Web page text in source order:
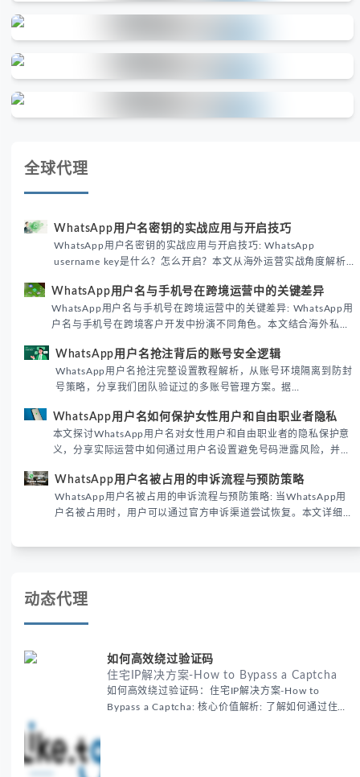
全球代理
WhatsApp用户名密钥的实战应用与开启技巧
WhatsApp用户名密钥的实战应用与开启技巧: WhatsApp
username key是什么？怎么开启？本文从海外运营实战角度解析
境团队高效触达目标客户。
WhatsApp用户名与手机号在跨境运营中的关键差异
WhatsApp用户名与手机号在跨境运营中的关键差异: WhatsApp用
户名与手机号在跨境客户开发中扮演不同角色。本文结合海外私域
际差异，帮助团队优化WhatsApp营销策略。
WhatsApp用户名抢注背后的账号安全逻辑
WhatsApp用户名抢注完整设置教程解析，从账号环境隔离到防封
号策略，分享我们团队验证过的多账号管理方案。据
性直接影响转化率。
WhatsApp用户名如何保护女性用户和自由职业者隐私
本文探讨WhatsApp用户名对女性用户和自由职业者的隐私保护意
义，分享实际运营中如何通过用户名设置避免号码泄露风险，并提
已成为全球数字沟通的首要考量。
WhatsApp用户名被占用的申诉流程与预防策略
WhatsApp用户名被占用的申诉流程与预防策略: 当WhatsApp用
户名被占用时，用户可以通过官方申诉渠道尝试恢复。本文详细解
账号安全。
动态代理
如何高效绕过验证码
住宅IP解决方案-How to Bypass a Captcha
如何高效绕过验证码：住宅IP解决方案-How to
Bypass a Captcha: 核心价值解析: 了解如何通过住宅